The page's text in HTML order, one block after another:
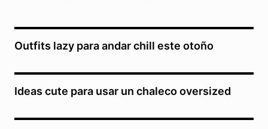
Outfits lazy para andar chill este otoño
Ideas cute para usar un chaleco oversized